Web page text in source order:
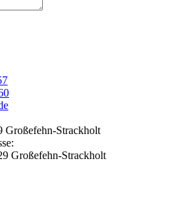
Großefehn-Strackholt
Großefehn-Strackholt